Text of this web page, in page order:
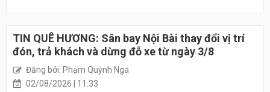
TIN QUÊ HƯƠNG: Sân bay Nội Bài thay đổi vị trí
đón, trả khách và dừng đỗ xe từ ngày 3/8
Đăng bởi: Phạm Quỳnh Nga
02/08/2026 | 11:33